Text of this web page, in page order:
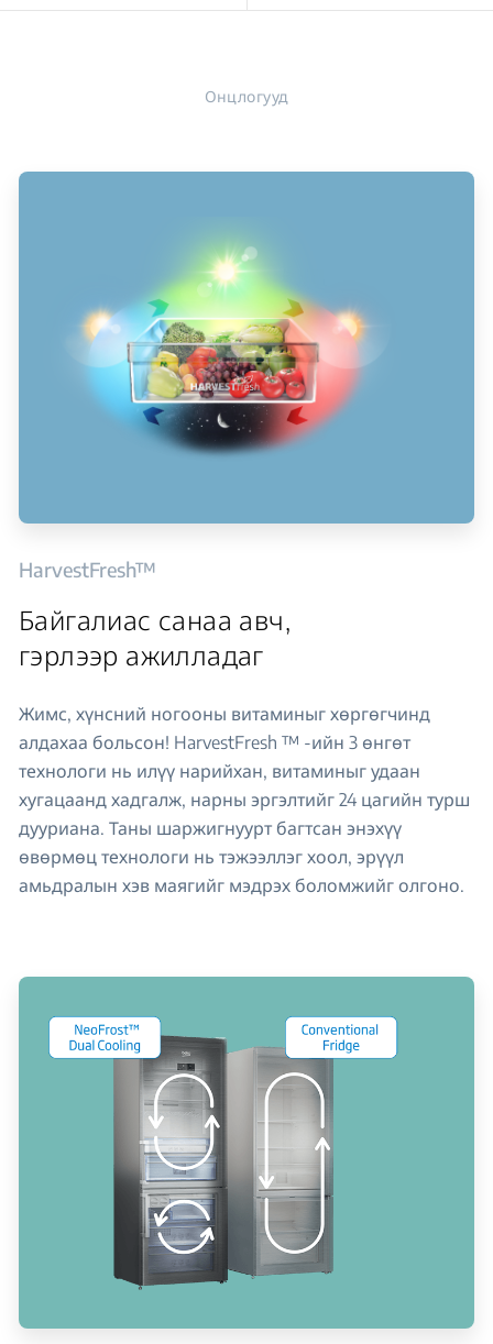
Онцлогууд
HarvestFresh™
Байгалиас санаа авч,
гэрлээр ажилладаг
Жимс, хүнсний ногооны витаминыг хөргөгчинд
алдахаа больсон! HarvestFresh ™ -ийн 3 өнгөт
технологи нь илүү нарийхан, витаминыг удаан
хугацаанд хадгалж, нарны эргэлтийг 24 цагийн турш
дууриана. Таны шаржигнуурт багтсан энэхүү
өвөрмөц технологи нь тэжээллэг хоол, эрүүл
амьдралын хэв маягийг мэдрэх боломжийг олгоно.